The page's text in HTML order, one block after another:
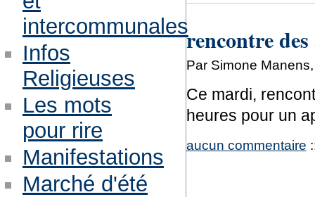
rencontre
Par Simone
Ce mardi,
heures pour un
aucun commentaire
intercommunales
Infos
Religieuses
Les mots
pour rire
Manifestations
Marché d'été